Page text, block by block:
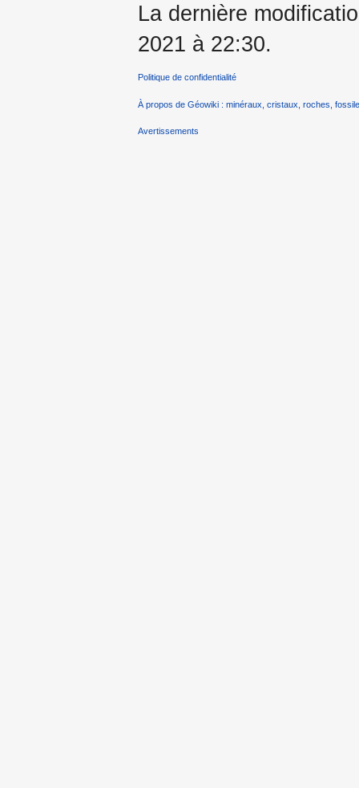
La dernière
2021 à 22:30.
Politique de confidentialité
À propos de Géowiki : minéraux, cristaux, roches,
Avertissements